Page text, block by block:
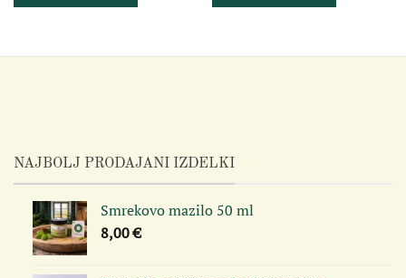
NAJBOLJ PRODAJANI IZDELKI
Smrekovo mazilo 50 ml
8,00€